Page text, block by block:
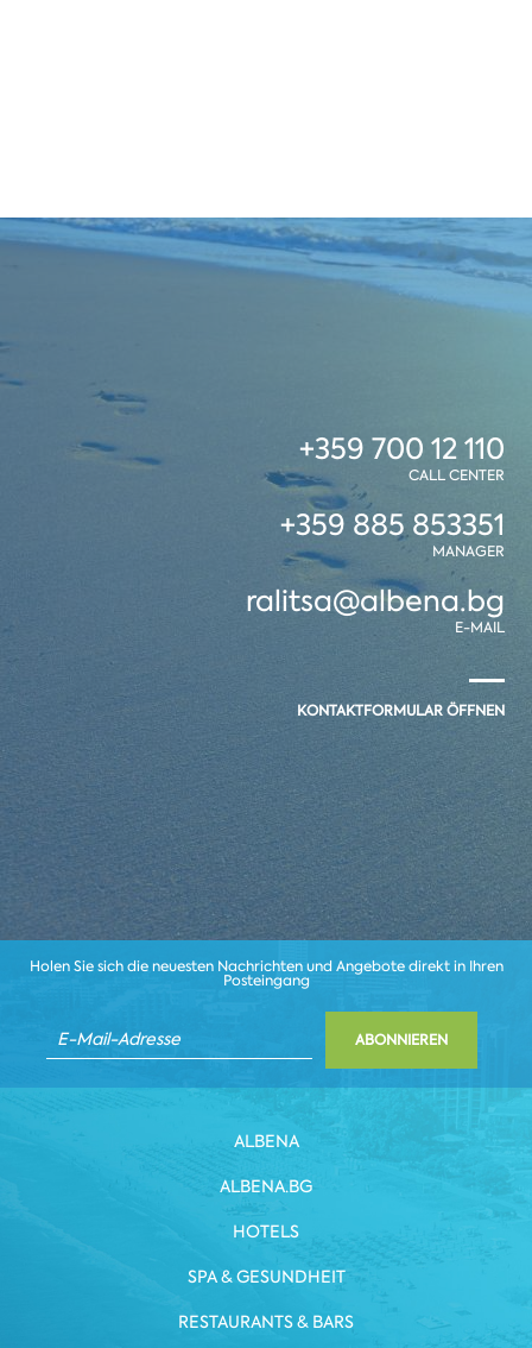
+359 700 12 110
CALL CENTER
+359 885 853351
MANAGER
ralitsa@albena.bg
E-MAIL
KONTAKTFORMULAR ÖFFNEN
Holen Sie sich die neuesten Nachrichten und Angebote direkt in Ihren
Posteingang
ABONNIEREN
ALBENA
ALBENA.BG
HOTELS
SPA & GESUNDHEIT
RESTAURANTS & BARS